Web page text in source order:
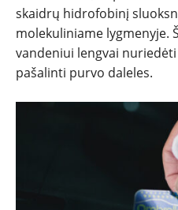
skaidrų hidrofobinį
molekuliniame lygmenyje.
vandeniui lengvai
pašalinti purvo daleles.